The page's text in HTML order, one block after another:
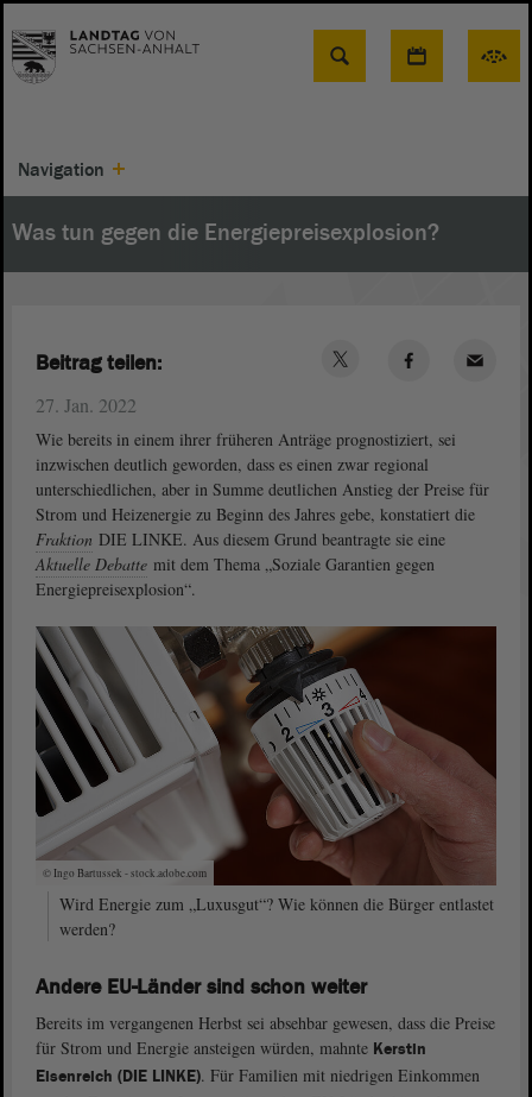
Suche
Navigation
Was tun gegen die Energiepreisexplosion?
27. Jan. 2022
Wie bereits in einem ihrer früheren Anträge prognostiziert, sei
inzwischen deutlich geworden, dass es einen zwar regional
unterschiedlichen, aber in Summe deutlichen Anstieg der Preise für
Strom und Heizenergie zu Beginn des Jahres gebe, konstatiert die
Fraktion DIE LINKE. Aus diesem Grund beantragte sie eine
Aktuelle Debatte mit dem Thema „Soziale Garantien gegen
Energiepreisexplosion“.
© Ingo Bartussek - stock.adobe.com
Wird Energie zum „Luxusgut“? Wie können die Bürger entlastet
werden?
Andere EU-Länder sind schon weiter
Bereits im vergangenen Herbst sei absehbar gewesen, dass die Preise
für Strom und Energie ansteigen würden, mahnte Kerstin
Eisenreich (DIE LINKE). Für Familien mit niedrigen Einkommen
Beitrag teilen: